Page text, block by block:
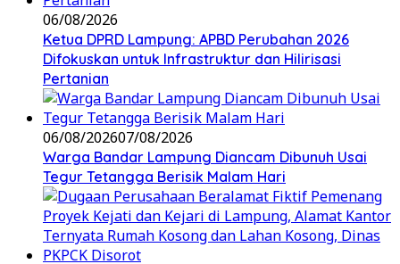
06/08/2026
Ketua DPRD Lampung: APBD Perubahan 2026
Difokuskan untuk Infrastruktur dan Hilirisasi
Pertanian
06/08/202607/08/2026
Warga Bandar Lampung Diancam Dibunuh Usai
Tegur Tetangga Berisik Malam Hari